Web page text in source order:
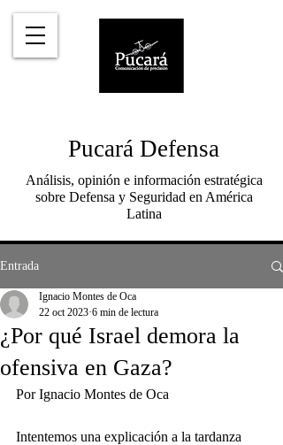
Pucará Defensa
Análisis, opinión e información estratégica
sobre Defensa y Seguridad en América
Latina
Entrada
¿Por qué Israel demora la
ofensiva en Gaza?
Ignacio Montes de Oca
22 oct 2023 6 min de lectura
Por Ignacio Montes de Oca
Intentemos una explicación a la tardanza